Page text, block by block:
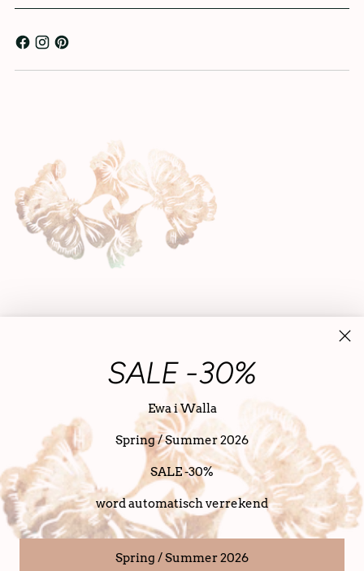
SALE -30%
Ewa i Walla
Spring / Summer 2026
SALE -30%
word automatisch verrekend
Spring / Summer 2026
taal
Nederlands Nederland (EUR €)
Copyright © 2026, SanDahlia. alle rechten voorbehouden
Powered bij SanDahlia